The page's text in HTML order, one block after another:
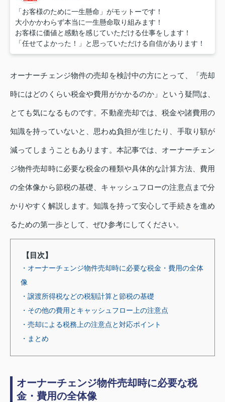
「お客様のために一生懸命」がモットーです！
大小かかわらず本当に一生懸命取り組みます！
お客様に価値と感動を感じていただける仕事をします！
「任せてよかった！」と思っていただける自信があります！
オーナーチェンジ物件の売却を検討中の方にとって、「売却
時にはどのくらい税金や費用がかかるのか」という疑問は、
とても気になるものです。不動産売却では、税金や諸費用の
知識を持っていないと、思わぬ負担が生じたり、手取り額が
減ってしまうこともあります。本記事では、オーナーチェン
ジ物件売却時に必要な税金の種類や具体的な計算方法、費用
の全体像から節税の基礎、キャッシュフローの注意点まで分
かりやすく解説します。知識を持って安心して手続きを進め
るための第一歩として、ぜひ参考にしてください。
【目次】
・オーナーチェンジ物件売却時に必要な税金・費用の全体
像
・譲渡所得税などの税額計算と節税の基礎
・その他の費用とキャッシュフロー上の注意点
・売却による税務上の注意点と対応ポイント
・まとめ
オーナーチェンジ物件売却時に必要な税
金・費用の全体像